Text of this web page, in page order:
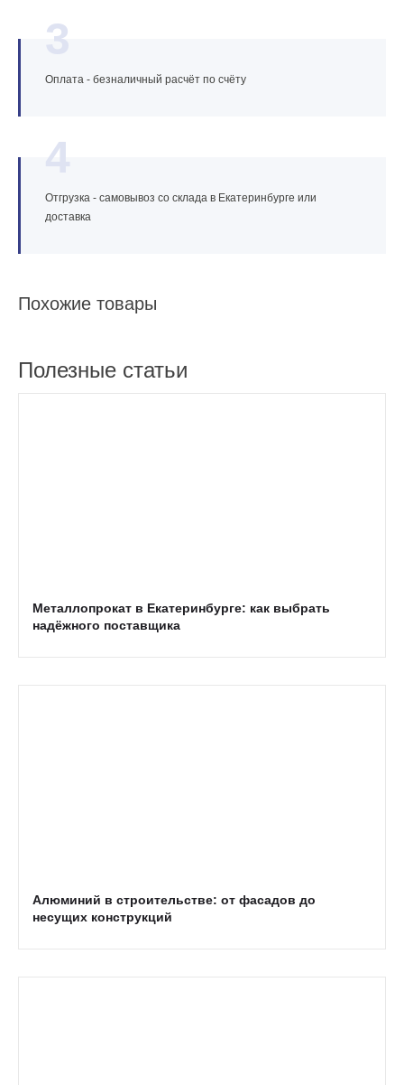
3
Оплата - безналичный расчёт по счёту
4
Отгрузка - самовывоз со склада в Екатеринбурге или
доставка
Похожие товары
Полезные статьи
Металлопрокат в Екатеринбурге: как выбрать
надёжного поставщика
Алюминий в строительстве: от фасадов до
несущих конструкций